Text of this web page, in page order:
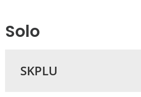
Solo
SKPLU